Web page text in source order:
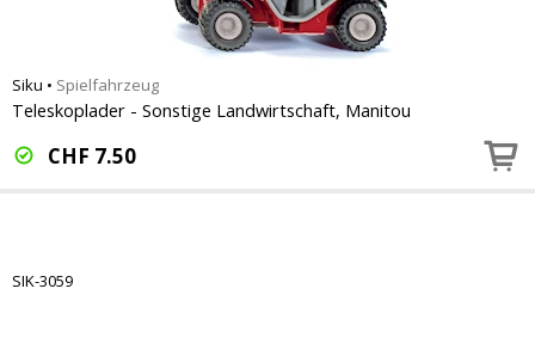
Siku • Spielfahrzeug
Teleskoplader - Sonstige Landwirtschaft, Manitou
CHF 7.50
SIK-3059